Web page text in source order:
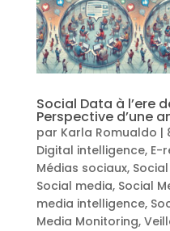
Social Data à l’ere
Perspective d’une
par Karla Romualdo |
Digital intelligence, E-
Médias sociaux,
Social media, Social
media intelligence,
Media Monitoring,